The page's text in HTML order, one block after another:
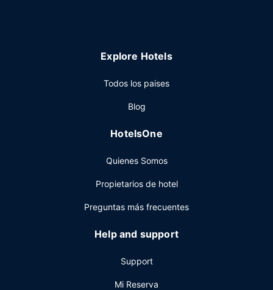
además conexión a Internet wifi gratis, servicios de
Si tienes ganas de comer algo de cocina local, ve a J.J.
simplemente llama al servicio de habitaciones las 24 horas.
el bar o lounge. El desayuno bufé gratuito se ofrece entre
semana de 07:00 a 10:00, mientras que el horario de
sábados y domingos es de 07:00 a 10:30.
Tendrás tintorería, un servicio de recepción las 24 horas y
consigna de equipaje a tu disposición. ¿Estás organizando
disposición 1323 metros cuadrados de espacio con zona
para conferencias y 11 salas de reuniones. Hay un
Explore Hotels
Todos los paises
Blog
HotelsOne
Quienes Somos
Propietarios de hotel
Preguntas más frecuentes
Help and support
Support
Mi Reserva